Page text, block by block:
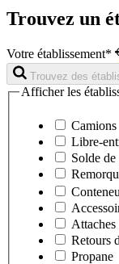
Trouvez un
Votre établissement*
Trouvez des
Afficher les
Camions
Libre-
Solde
Attaches
Retours
Propane